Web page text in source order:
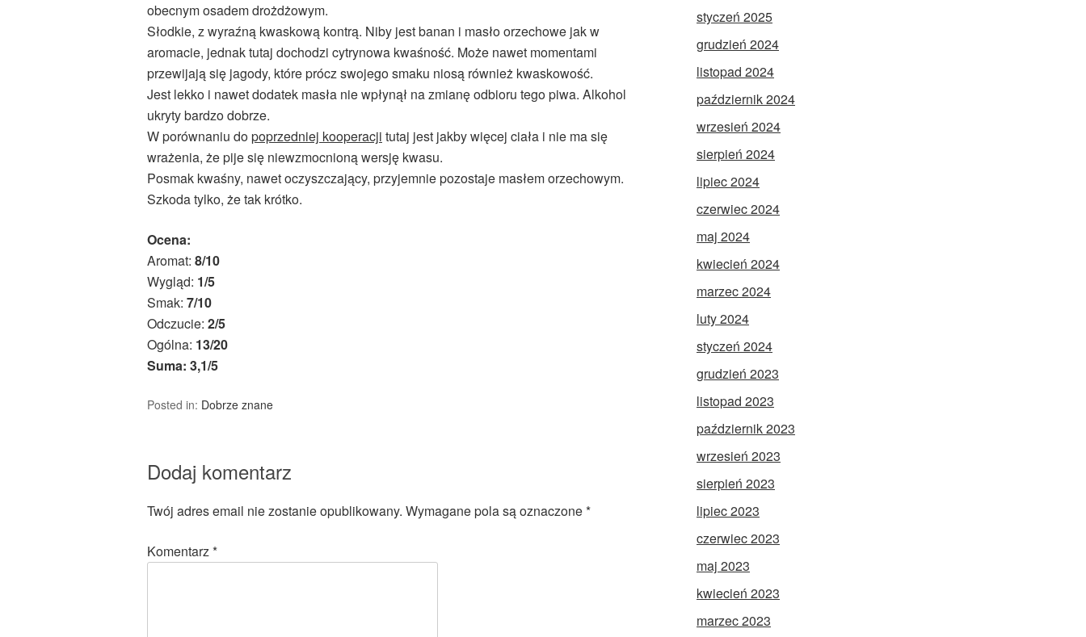
obecnym osadem drożdżowym.
Słodkie, z wyraźną kwaskową kontrą. Niby jest banan i masło orzechowe jak w
aromacie, jednak tutaj dochodzi cytrynowa kwaśność. Może nawet momentami
przewijają się jagody, które prócz swojego smaku niosą również kwaskowość.
Jest lekko i nawet dodatek masła nie wpłynął na zmianę odbioru tego piwa. Alkohol
ukryty bardzo dobrze.
W porównaniu dopoprzedniej kooperacji tutaj jest jakby więcej ciała i nie ma się
wrażenia, że pije się niewzmocnioną wersję kwasu.
Posmak kwaśny, nawet oczyszczający, przyjemnie pozostaje masłem orzechowym.
Szkoda tylko, że tak krótko.
Ocena:
Aromat: 8/10
Wygląd: 1/5
Smak: 7/10
Odczucie: 2/5
Ogólna: 13/20
Suma: 3,1/5
Posted in: Dobrze znane
Dodaj komentarz
Twój adres email nie zostanie opublikowany. Wymagane pola są oznaczone*
Komentarz*
styczeń 2025
grudzień 2024
listopad 2024
październik 2024
wrzesień 2024
sierpień 2024
lipiec 2024
czerwiec 2024
maj 2024
kwiecień 2024
marzec 2024
luty 2024
styczeń 2024
grudzień 2023
listopad 2023
październik 2023
wrzesień 2023
sierpień 2023
lipiec 2023
czerwiec 2023
maj 2023
kwiecień 2023
marzec 2023